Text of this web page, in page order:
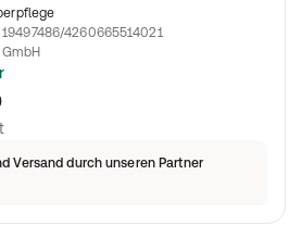
19497486/4260665514021
Reinigungshelfer für deine Hautroutine.
Versand durch unseren Partner